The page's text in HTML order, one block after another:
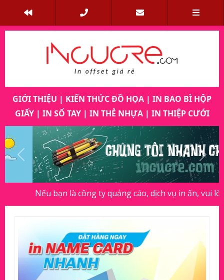
GIỚI THIỆU | KIẾN THỨC ĐỒ HỌA | IN BAO BÌ HỘP
GIẤY| IN SỔ TAY| IN THẺ NHỰA| IN THIỆP CƯỚI
Previous Next
Nếu bạn là công ty quảng cáo, dịch vụ in ấn, vui lòng